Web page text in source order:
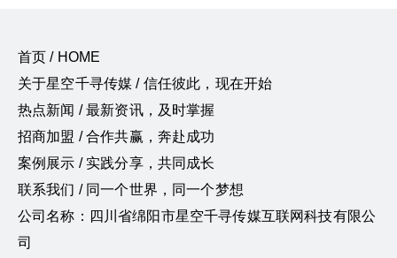
首页 / HOME
关于星空千寻传媒 / 信任彼此，现在开始
热点新闻 / 最新资讯，及时掌握
招商加盟 / 合作共赢，奔赴成功
案例展示 / 实践分享，共同成长
联系我们 / 同一个世界，同一个梦想
公司名称：四川省绵阳市星空千寻传媒互联网科技有限公
司